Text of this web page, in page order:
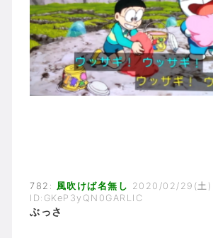
782: 風吹けば名無し 2020/02/29(土)
ID:GKeP3yQN0GARLIC
ぶっさ